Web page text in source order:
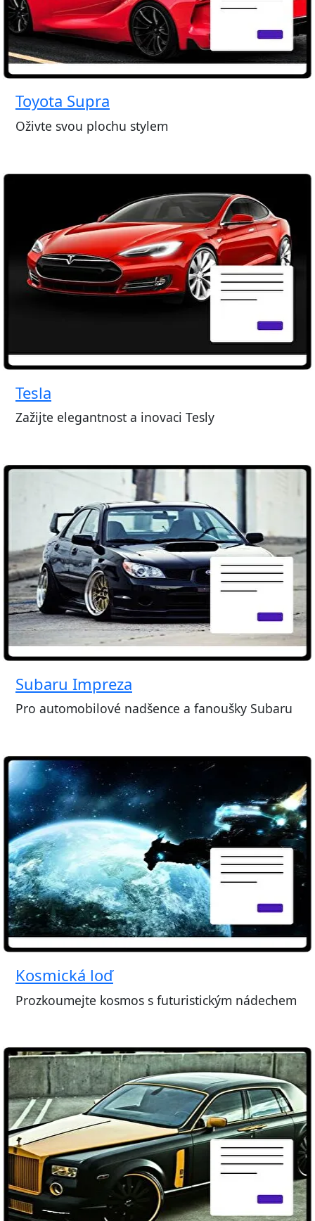
Toyota Supra
Oživte svou plochu stylem
Tesla
Zažijte elegantnost a inovaci Tesly
Subaru Impreza
Pro automobilové nadšence a fanoušky Subaru
Kosmická loď
Prozkoumejte kosmos s futuristickým nádechem